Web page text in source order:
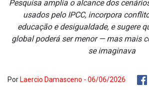
Pesquisa amplia o alcance dos
usados pelo IPCC, incorpora
educação e desigualdade, e sugere
global poderá ser menor — mas mais
se imaginava
Por Laercio Damasceno - 06/06/2026